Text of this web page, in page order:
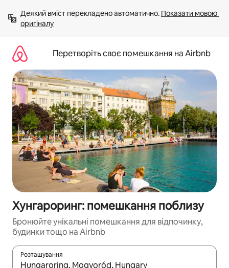
вмісту
Деякий вміст перекладено автоматично. Показати мовою
оригіналу
Перетворіть своє помешкання на Airbnb
Хунгароринг: помешкання поблизу
Бронюйте унікальні помешкання для відпочинку,
будинки тощо на Airbnb
Розташування
Отримавши результати пошуку, використовуйте для